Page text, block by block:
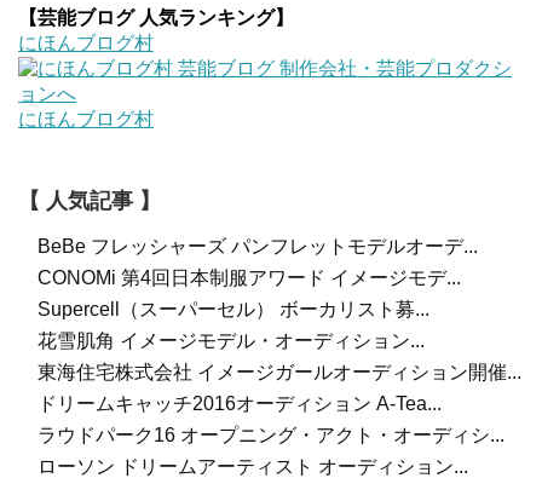
【芸能ブログ 人気ランキング】
にほんブログ村
にほんブログ村
【 人気記事 】
BeBe フレッシャーズ パンフレットモデルオーデ...
CONOMi 第4回日本制服アワード イメージモデ...
Supercell（スーパーセル） ボーカリスト募...
花雪肌角 イメージモデル・オーディション...
東海住宅株式会社 イメージガールオーディション開催...
ドリームキャッチ2016オーディション A-Tea...
ラウドパーク16 オープニング・アクト・オーディシ...
ローソン ドリームアーティスト オーディション...